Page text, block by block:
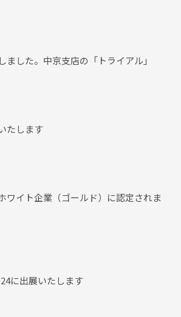
ました。中京支店の「トライアル」
たします
ワイト企業（ゴールド）に認定されま
に出展いたします